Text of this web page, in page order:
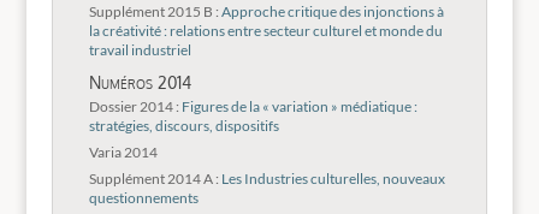
Supplément 2015 B : Approche critique des injonctions à
la créativité : relations entre secteur culturel et monde du
travail industriel
Numéros 2014
Dossier 2014 : Figures de la « variation » médiatique :
stratégies, discours, dispositifs
Varia 2014
Supplément 2014 A : Les Industries culturelles, nouveaux
questionnements